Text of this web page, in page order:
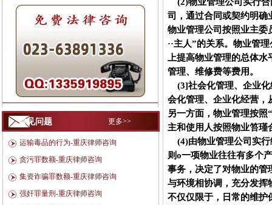
常见问题 更多>>
运输毒品的行为-重庆律师咨询
贪污罪数额-重庆律师咨询
集资诈骗罪数额-重庆律师咨询
强奸罪量刑-重庆律师咨询
司，通过合同或契约明确
物业管理公司按照业主委
··主人”的关系。物业管
上提高物业管理的总体水
管理、维修费等费用。
(3]社会化管理、企业化
会化管理、企业化经营，
另一方面，物业管理按
主和使用人按照物业笞
(4)由物业管理公司实行
则o一项物业往往有多个
事务，决定了对物业的管
与环境相协调，充分发挥
不仅仅限于，日常的维护